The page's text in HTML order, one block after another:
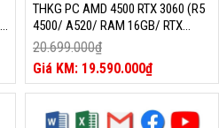
THKG PC AMD 4500 RTX 3060 (R5
4500/ A520/ RAM 16GB/ RTX
3060/ SSD 240GB/ 650W/ DOS)
20.699.000₫
Giá
gốc
là:
20.699.000₫.
19.590.000₫
Giá
hiện
tại